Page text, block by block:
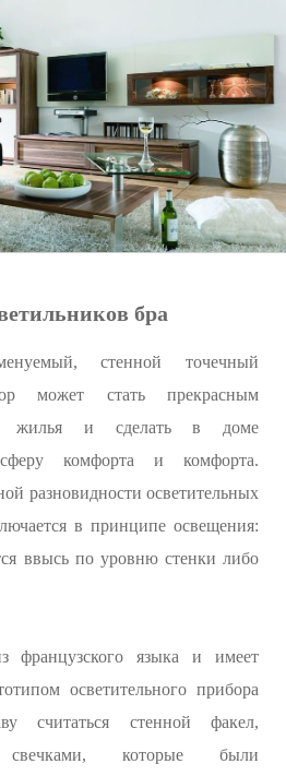
бра
стенной точечный
может стать прекрасным
жилья и сделать в доме
комфорта и комфорта.
разновидности осветительных
в принципе освещения:
ввысь по уровню стенки либо
французского языка и имеет
осветительного прибора
считаться стенной факел,
которые были